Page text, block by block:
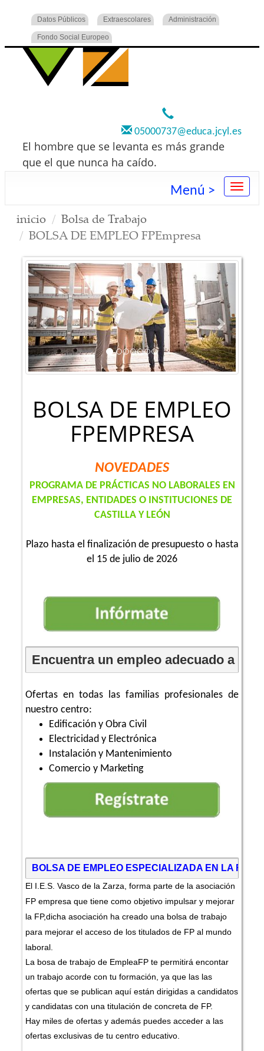
Datos Públicos Extraescolares Administración
Fondo Social Europeo
05000737@educa.jcyl.es
El hombre que se levanta es más grande
que el que nunca ha caído.
Menú >
inicio
Bolsa de Trabajo
BOLSA DE EMPLEO FPEmpresa
Previous Next
BOLSA DE EMPLEO
FPEMPRESA
NOVEDADES
PROGRAMA DE PRÁCTICAS NO LABORALES EN
EMPRESAS, ENTIDADES O INSTITUCIONES DE
CASTILLA Y LEÓN
Plazo hasta el finalización de presupuesto o hasta
el 15 de julio de 2026
Encuentra un empleo adecuado a tu
Ofertas en todas las familias profesionales de
nuestro centro:
Edificación y Obra Civil
Electricidad y Electrónica
Instalación y Mantenimiento
Comercio y Marketing
BOLSA DE EMPLEO ESPECIALIZADA EN LA
El I.E.S. Vasco de la Zarza, forma parte de la asociación
FP empresa que tiene como objetivo impulsar y mejorar
la FP,dicha asociación ha creado una bolsa de trabajo
para mejorar el acceso de los titulados de FP al mundo
laboral.
La bosa de trabajo de EmpleaFP te permitirá encontar
un trabajo acorde con tu formación, ya que las las
ofertas que se publican aquí están dirigidas a candidatos
y candidatas con una titulación de concreta de FP.
Hay miles de ofertas y además puedes acceder a las
ofertas exclusivas de tu centro educativo.